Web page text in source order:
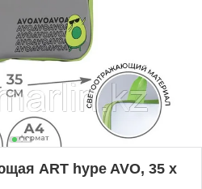
ART hype AVO, 35 х